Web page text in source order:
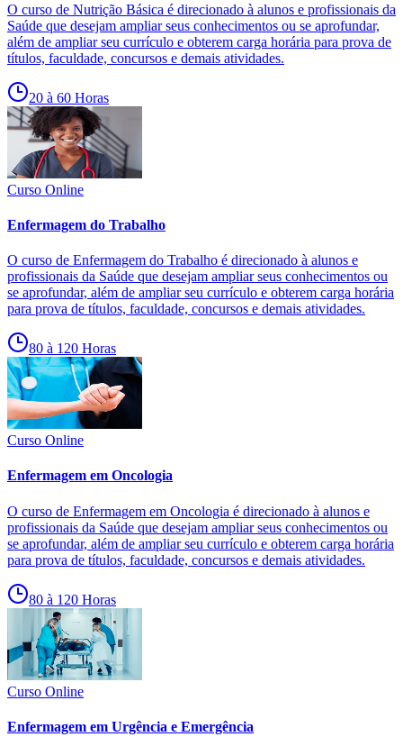
O curso de Nutrição Básica é direcionado à alunos e profissionais da
Saúde que desejam ampliar seus conhecimentos ou se aprofundar,
além de ampliar seu currículo e obterem carga horária para prova de
títulos, faculdade, concursos e demais atividades.
20 à 60 Horas
Curso Online
Enfermagem do Trabalho
O curso de Enfermagem do Trabalho é direcionado à alunos e
profissionais da Saúde que desejam ampliar seus conhecimentos ou
se aprofundar, além de ampliar seu currículo e obterem carga horária
para prova de títulos, faculdade, concursos e demais atividades.
80 à 120 Horas
Curso Online
Enfermagem em Oncologia
O curso de Enfermagem em Oncologia é direcionado à alunos e
profissionais da Saúde que desejam ampliar seus conhecimentos ou
se aprofundar, além de ampliar seu currículo e obterem carga horária
para prova de títulos, faculdade, concursos e demais atividades.
80 à 120 Horas
Curso Online
Enfermagem em Urgência e Emergência